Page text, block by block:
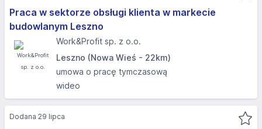
Praca w sektorze obsługi klienta w markecie
budowlanym Leszno
Work&Profit sp. z o.o.
Leszno (Nowa Wieś - 22km)
umowa o pracę tymczasową
wideo
Dodana 29 lipca